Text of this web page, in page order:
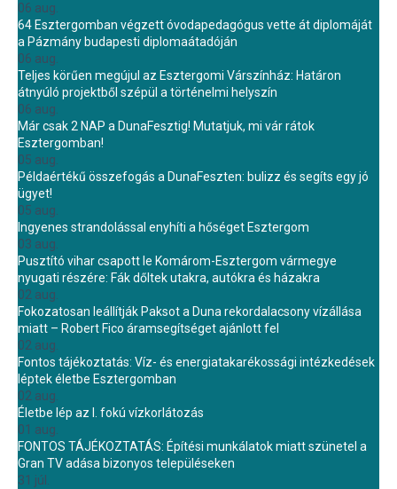
06 aug.
64 Esztergomban végzett óvodapedagógus vette át diplomáját
a Pázmány budapesti diplomaátadóján
06 aug.
Teljes körűen megújul az Esztergomi Várszínház: Határon
átnyúló projektből szépül a történelmi helyszín
06 aug.
Már csak 2 NAP a DunaFesztig! Mutatjuk, mi vár rátok
Esztergomban!
05 aug.
Példaértékű összefogás a DunaFeszten: bulizz és segíts egy jó
ügyet!
05 aug.
Ingyenes strandolással enyhíti a hőséget Esztergom
03 aug.
Pusztító vihar csapott le Komárom-Esztergom vármegye
nyugati részére: Fák dőltek utakra, autókra és házakra
02 aug.
Fokozatosan leállítják Paksot a Duna rekordalacsony vízállása
miatt – Robert Fico áramsegítséget ajánlott fel
02 aug.
Fontos tájékoztatás: Víz- és energiatakarékossági intézkedések
léptek életbe Esztergomban
02 aug.
Életbe lép az I. fokú vízkorlátozás
01 aug.
FONTOS TÁJÉKOZTATÁS: Építési munkálatok miatt szünetel a
Gran TV adása bizonyos településeken
31 júl.